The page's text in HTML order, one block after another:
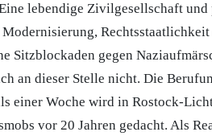
lebendige Zivilgesellschaft
Sitzblockaden gegen
an dieser Stelle nicht. Die
einer Woche wird in Rostock-
vor 20 Jahren gedacht. Als